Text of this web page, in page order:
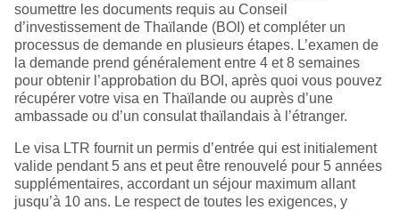
soumettre les documents requis au Conseil
d’investissement de Thaïlande (BOI) et compléter un
processus de demande en plusieurs étapes. L’examen de
la demande prend généralement entre 4 et 8 semaines
pour obtenir l’approbation du BOI, après quoi vous pouvez
récupérer votre visa en Thaïlande ou auprès d’une
ambassade ou d’un consulat thaïlandais à l’étranger.
Le visa LTR fournit un permis d’entrée qui est initialement
valide pendant 5 ans et peut être renouvelé pour 5 années
supplémentaires, accordant un séjour maximum allant
jusqu’à 10 ans. Le respect de toutes les exigences, y